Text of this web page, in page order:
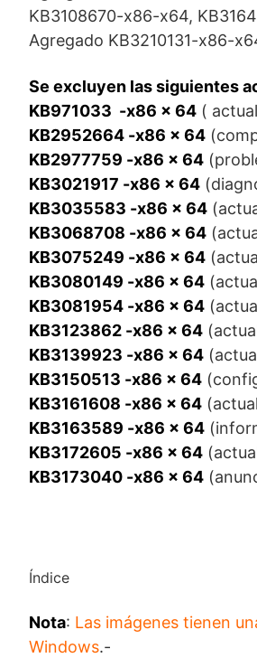
KB3108670-x86-x64,
Agregado KB3210131-x86-
Se excluyen las siguientes
KB971033 -x86 x 64 (
KB2952664 -x86 x 64
KB2977759 -x86 x 64
KB3021917 -x86 x 64
KB3035583 -x86 x 64
KB3068708 -x86 x 64
KB3075249 -x86 x 64
KB3080149 -x86 x 64
KB3081954 -x86 x 64
KB3123862 -x86 x 64
KB3139923 -x86 x 64
KB3150513 -x86 x 64
KB3161608 -x86 x 64
KB3163589 -x86 x 64
KB3172605 -x86 x 64
KB3173040 -x86 x 64
Índice
Nota: Las imágenes tienen
Windows.-